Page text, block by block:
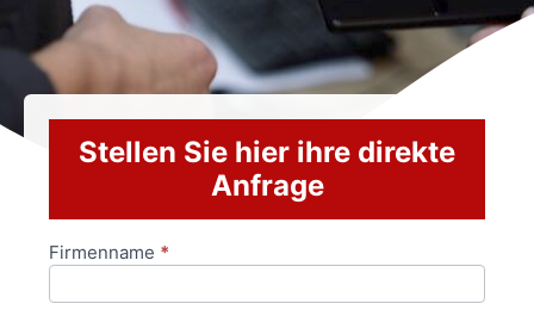
Stellen Sie hier ihre direkte
Anfrage
Anfrageformular
Firmenname *